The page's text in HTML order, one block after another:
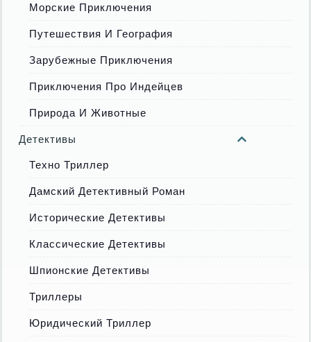
Морские Приключения
Путешествия И География
Зарубежные Приключения
Приключения Про Индейцев
Природа И Животные
Детективы
Техно Триллер
Дамский Детективный Роман
Исторические Детективы
Классические Детективы
Шпионские Детективы
Триллеры
Юридический Триллер